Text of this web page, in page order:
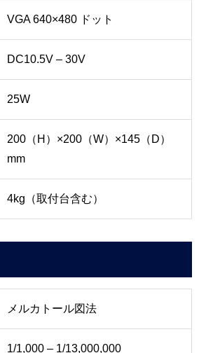
VGA 640×480 ドット
DC10.5V – 30V
25W
200（H）×200（W）×145（D）
mm
4kg（取付台含む）
メルカトール図法
1/1,000 – 1/13,000,000